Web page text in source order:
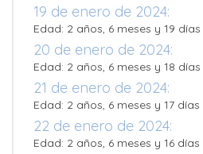
19 de enero de 2024:
Edad: 2 años, 6 meses y 19 días
20 de enero de 2024:
Edad: 2 años, 6 meses y 18 días
21 de enero de 2024:
Edad: 2 años, 6 meses y 17 días
22 de enero de 2024:
Edad: 2 años, 6 meses y 16 días